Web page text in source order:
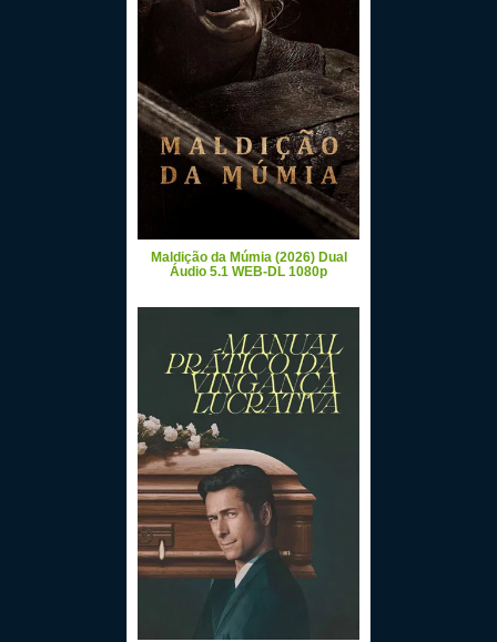
Maldição da Múmia (2026) Dual
Áudio 5.1 WEB-DL 1080p